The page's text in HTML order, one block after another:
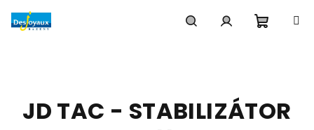
na
obsah
JD TAC - STABILIZÁTOR